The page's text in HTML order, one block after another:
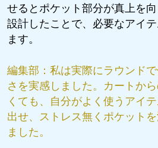
せるとポケット部分が真上を
設計したことで、必要なアイ
ます。
編集部： 私は実際にラウンド
さを実感しました。カートか
くても、自分がよく使うアイ
出せ、ストレス無くポケット
ました。